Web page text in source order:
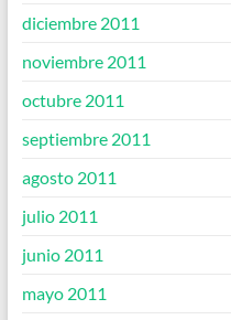
diciembre 2011
noviembre 2011
octubre 2011
septiembre 2011
agosto 2011
julio 2011
junio 2011
mayo 2011